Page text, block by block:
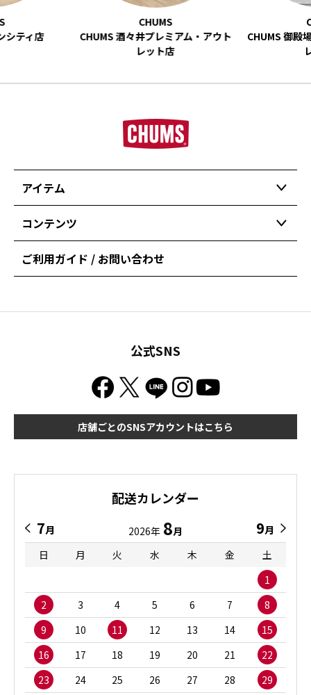
シティ店
CHUMS 酒々井プレミアム・アウト
レット店
CHUMS 御殿
アイテム
コンテンツ
ご利用ガイド / お問い合わせ
公式SNS
店舗ごとのSNSアカウントはこちら
配送カレンダー
7月 2026年 8月 9月
日
月 火 水 木 金
土
1
2
3 4 5 6 7
8
9
10 11 12 13 14
15
16
17 18 19 20 21
22
23
24 25 26 27 28 29